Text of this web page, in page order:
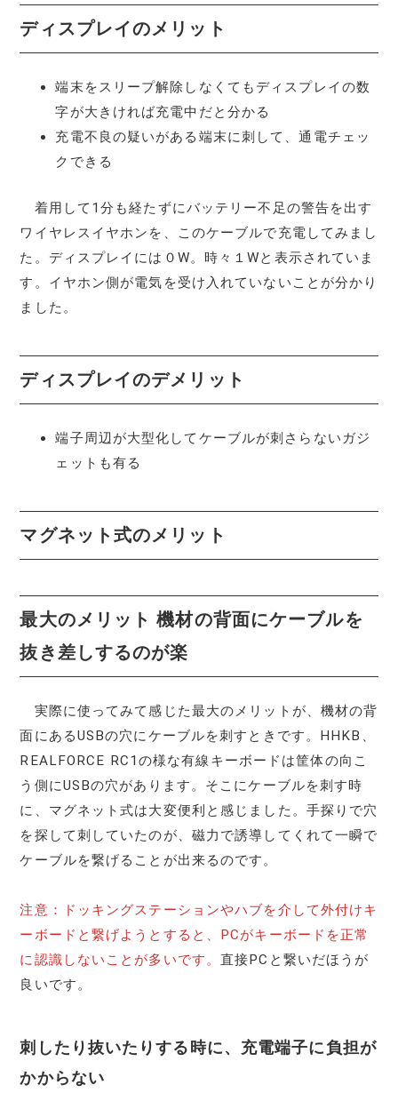
ディスプレイのメリット
端末をスリープ解除しなくてもディスプレイの数
字が大きければ充電中だと分かる
充電不良の疑いがある端末に刺して、通電チェッ
クできる
着用して1分も経たずにバッテリー不足の警告を出す
ワイヤレスイヤホンを、このケーブルで充電してみまし
た。ディスプレイには０W。時々１Wと表示されていま
す。イヤホン側が電気を受け入れていないことが分かり
ました。
ディスプレイのデメリット
端子周辺が大型化してケーブルが刺さらないガジ
ェットも有る
マグネット式のメリット
最大のメリット 機材の背面にケーブルを
抜き差しするのが楽
実際に使ってみて感じた最大のメリットが、機材の背
面にあるUSBの穴にケーブルを刺すときです。HHKB、
REALFORCE RC1の様な有線キーボードは筐体の向こ
う側にUSBの穴があります。そこにケーブルを刺す時
に、マグネット式は大変便利と感じました。手探りで穴
を探して刺していたのが、磁力で誘導してくれて一瞬で
ケーブルを繋げることが出来るのです。
注意：ドッキングステーションやハブを介して外付けキ
ーボードと繋げようとすると、PCがキーボードを正常
に認識しないことが多いです。直接PCと繋いだほうが
良いです。
刺したり抜いたりする時に、充電端子に負担が
かからない